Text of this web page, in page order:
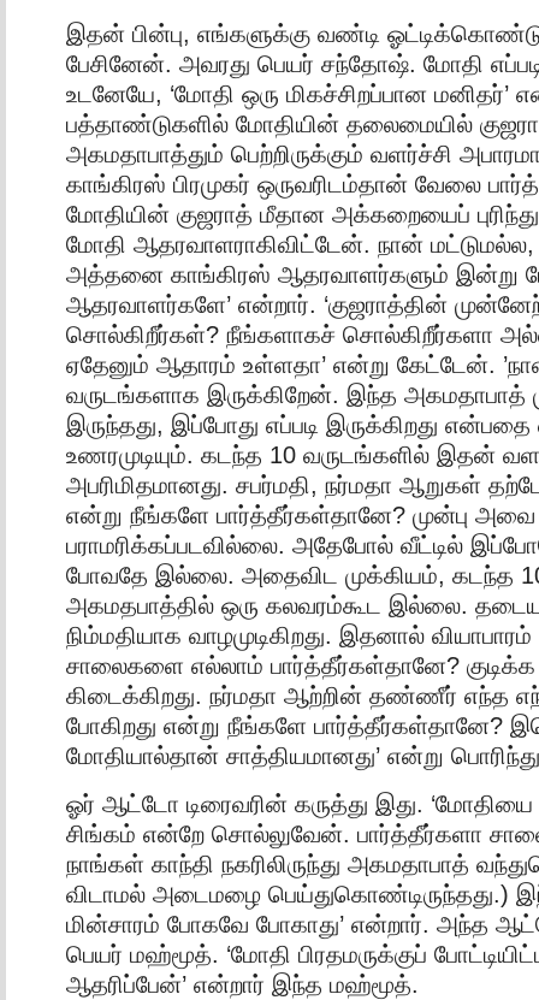
இதன் பின்பு, எங்களுக்கு வண்டி
பேசினேன். அவரது பெயர் சந்தோஷ். மோதி
உடனேயே, ‘மோதி ஒரு மிகச்சிறப்பான மனிதர்’
பத்தாண்டுகளில் மோதியின் தலைமையில்
அகமதாபாத்தும் பெற்றிருக்கும் வளர்ச்சி
காங்கிரஸ் பிரமுகர் ஒருவரிடம்தான் வேலை
மோதியின் குஜராத் மீதான அக்கறையைப்
மோதி ஆதரவாளராகிவிட்டேன். நான்
அத்தனை காங்கிரஸ் ஆதரவாளர்களும் இன்று
ஆதரவாளர்களே’ என்றார். ‘குஜராத்தின்
சொல்கிறீர்கள்? நீங்களாகச் சொல்கிறீர்களா
ஏதேனும் ஆதாரம் உள்ளதா’ என்று கேட்டேன்.
வருடங்களாக இருக்கிறேன். இந்த அகமதாபாத்
இருந்தது, இப்போது எப்படி இருக்கிறது
உணரமுடியும். கடந்த 10 வருடங்களில் இதன்
அபரிமிதமானது. சபர்மதி, நர்மதா ஆறுகள்
என்று நீங்களே பார்த்தீர்கள்தானே? முன்பு
பராமரிக்கப்படவில்லை. அதேபோல் வீட்டில்
போவதே இல்லை. அதைவிட முக்கியம், கடந்த
அகமதபாத்தில் ஒரு கலவரம்கூட இல்லை.
நிம்மதியாக வாழமுடிகிறது. இதனால் வியாபாரம்
சாலைகளை எல்லாம் பார்த்தீர்கள்தானே?
கிடைக்கிறது. நர்மதா ஆற்றின் தண்ணீர் எந்த
போகிறது என்று நீங்களே பார்த்தீர்கள்தானே?
மோதியால்தான் சாத்தியமானது’ என்று
ஓர் ஆட்டோ டிரைவரின் கருத்து இது. ‘மோதியை
சிங்கம் என்றே சொல்லுவேன். பார்த்தீர்களா
நாங்கள் காந்தி நகரிலிருந்து அகமதாபாத்
விடாமல் அடைமழை பெய்துகொண்டிருந்தது.)
மின்சாரம் போகவே போகாது’ என்றார். அந்த
பெயர் மஹ்மூத். ‘மோதி பிரதமருக்குப்
ஆதரிப்பேன்’ என்றார் இந்த மஹ்மூத்.